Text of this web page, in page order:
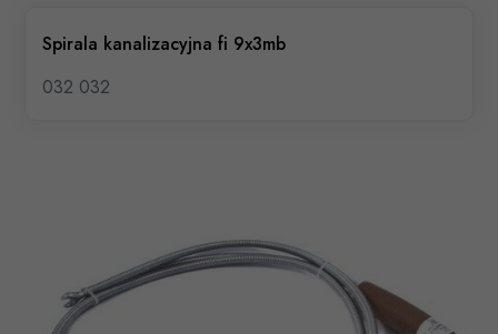
Spirala kanalizacyjna fi 9x3mb
032 032